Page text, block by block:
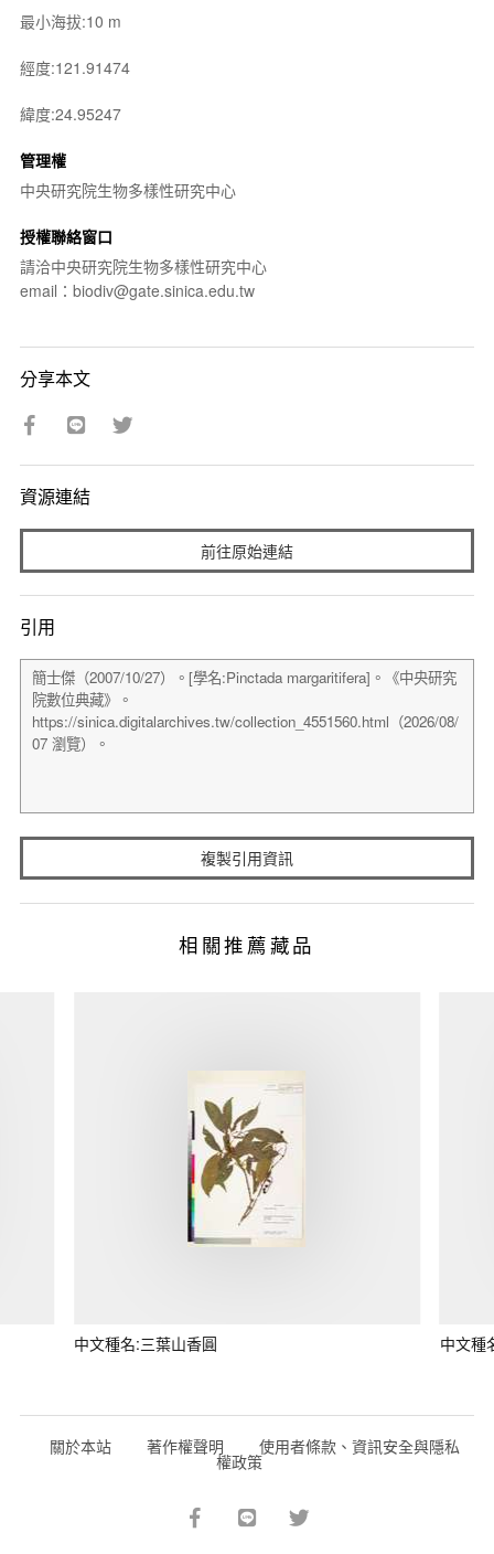
最小海拔:10 m
經度:121.91474
緯度:24.95247
管理權
中央研究院生物多樣性研究中心
授權聯絡窗口
請洽中央研究院生物多樣性研究中心
email：biodiv@gate.sinica.edu.tw
分享本文
資源連結
前往原始連結
引用
複製引用資訊
相關推薦藏品
中文種名:三葉山香圓 中文種
關於本站 著作權聲明 使用者條款、資訊安全與隱私
權政策